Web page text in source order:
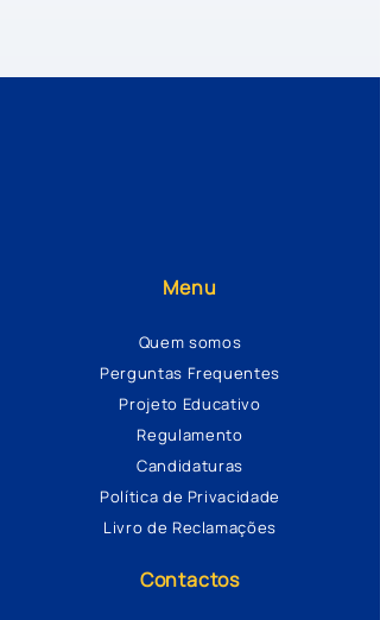
Menu
Quem somos
Perguntas Frequentes
Projeto Educativo
Regulamento
Candidaturas
Política de Privacidade
Livro de Reclamações
Contactos